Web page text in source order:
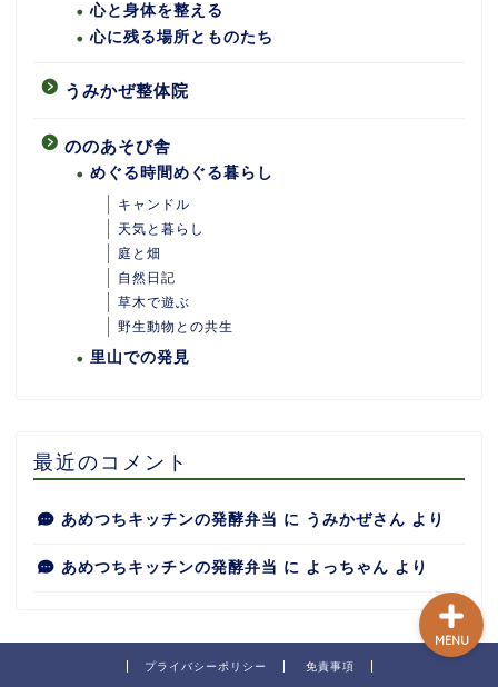
心と身体を整える
心に残る場所とものたち
うみかぜ整体院
ののあそび舎
めぐる時間めぐる暮らし
キャンドル
天気と暮らし
庭と畑
自然日記
草木で遊ぶ
野生動物との共生
里山での発見
最近のコメント
あめつちキッチンの発酵弁当 に うみかぜさん より
あめつちキッチンの発酵弁当 に よっちゃん より
プライバシーポリシー 免責事項
MENU